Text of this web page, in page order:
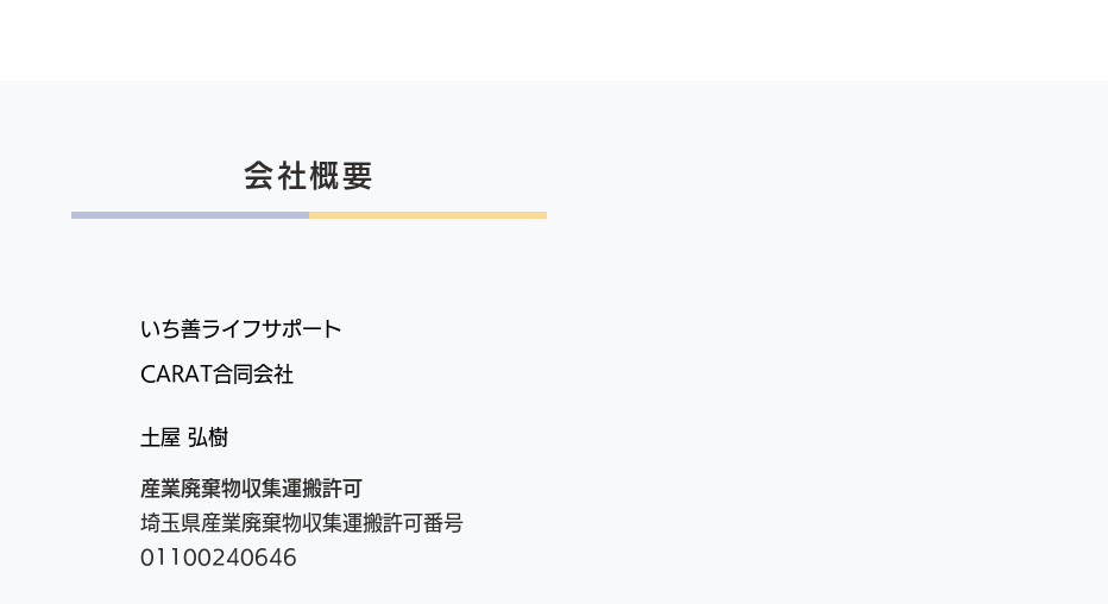
会社概要
いち善ライフサポート
CARAT合同会社
​土屋 弘樹
産業廃棄物収集運搬許可
埼玉県産業廃棄物収集運搬許可番号
01100240646